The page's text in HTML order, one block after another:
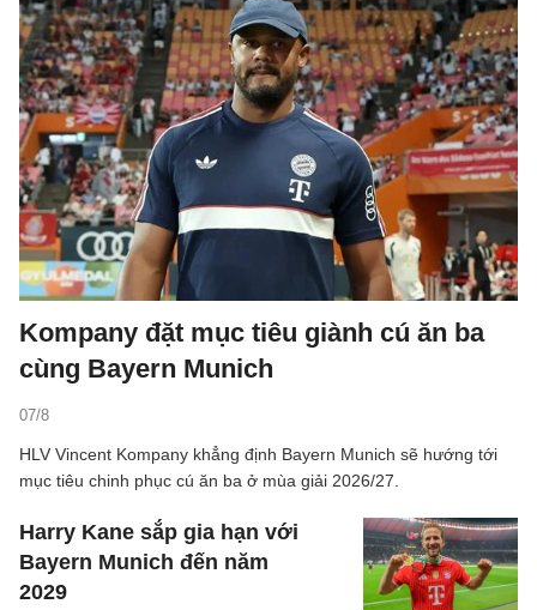
Kompany đặt mục tiêu giành cú ăn ba
cùng Bayern Munich
07/8
HLV Vincent Kompany khẳng định Bayern Munich sẽ hướng tới
mục tiêu chinh phục cú ăn ba ở mùa giải 2026/27.
Harry Kane sắp gia hạn với
Bayern Munich đến năm
2029